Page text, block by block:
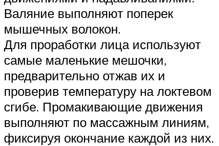
Валяние выполняют поперек
мышечных волокон.
Для проработки лица используют
самые маленькие мешочки,
предварительно отжав их и
проверив температуру на локтевом
сгибе. Промакивающие движения
выполняют по массажным линиям,
фиксируя окончание каждой из них.